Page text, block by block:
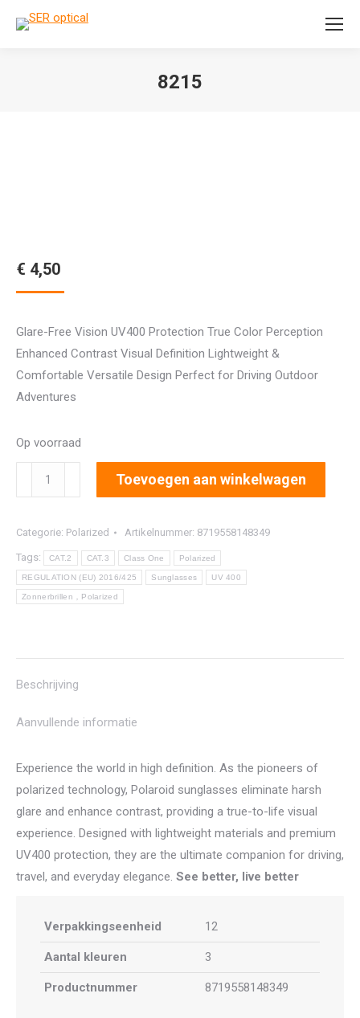
Search:
8215
€ 4,50
Glare-Free Vision UV400 Protection True Color Perception
Enhanced Contrast Visual Definition Lightweight &
Comfortable Versatile Design Perfect for Driving Outdoor
Adventures
Op voorraad
aantal
Toevoegen aan winkelwagen
Categorie: Polarized Artikelnummer: 8719558148349
Tags: CAT.2 CAT.3 Class One Polarized
REGULATION (EU) 2016/425 Sunglasses UV 400
Zonnerbrillen，Polarized
Beschrijving
Aanvullende informatie
Experience the world in high definition. As the pioneers of
polarized technology, Polaroid sunglasses eliminate harsh
glare and enhance contrast, providing a true-to-life visual
experience. Designed with lightweight materials and premium
UV400 protection, they are the ultimate companion for driving,
travel, and everyday elegance. See better, live better
Verpakkingseenheid 12
Aantal kleuren 3
Productnummer 8719558148349